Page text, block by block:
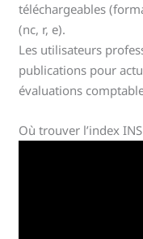
téléchargeables
(nc, r, e).
Les utilisateurs
publications pour
évaluations
Où trouver l’index